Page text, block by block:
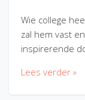
Wie college
zal hem vast
inspirerende
Lees verder »